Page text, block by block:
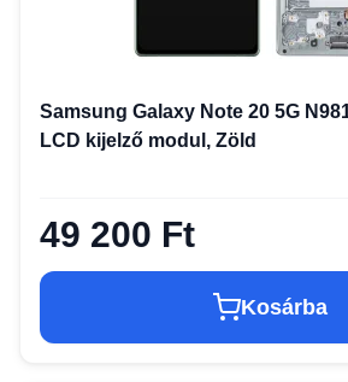
Samsung Galaxy Note 20 5G
LCD kijelző modul, Zöld
49 200 Ft
Kosárba